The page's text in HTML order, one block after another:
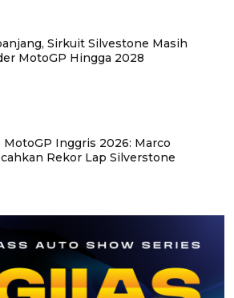
Sirkuit Silvestone Masih
MotoGP Hingga 2028
MotoGP Inggris 2026: Marco
Rekor Lap Silverstone